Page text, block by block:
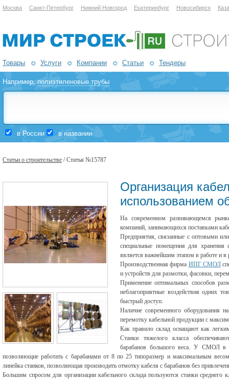
Москва Санкт-Петербург Нижний Новгород Екатеринбург Новосибирск
Товары Услуги Компании Статьи Тендеры
Например,полиэтиленовые трубы
в России в названии
Статьи о строительстве / Статья №15787
Организация
использованием
На современном развивающемся
компаний, занимающихся поставками
Предприятия, связанные с оптовыми
специальные помещения для хранения
является важнейшим этапом в работе и
Производственная фирма ИПГ СМОЛ
и устройств для размотки, фасовки,
Применение оптимальных способов
неблагоприятные воздействия одних
быстрый доступ.
Наличие современного оборудования
перемотку кабельной продукции с
Как правило склад оснащают как
Станки тяжелого класса
барабанов большого веса. У СМОЛ в
позволяющие работать с барабанами от 8 по 25 типоразмер и максимальным
линейка станков, позволяющая производить отмотку кабеля с барабанов без
Большим спросом для организации кабельного склада пользуются станки